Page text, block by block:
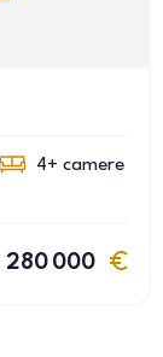
4+ camere
280 000